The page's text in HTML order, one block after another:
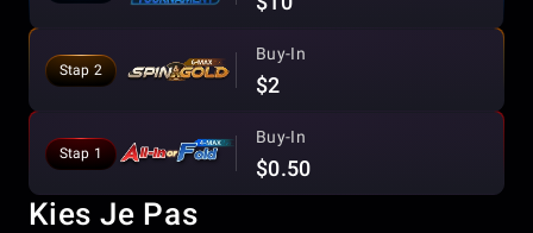
Stap 1
Buy-In
$0.50
Stap 2
Buy-In
$2
Kies Je Pas